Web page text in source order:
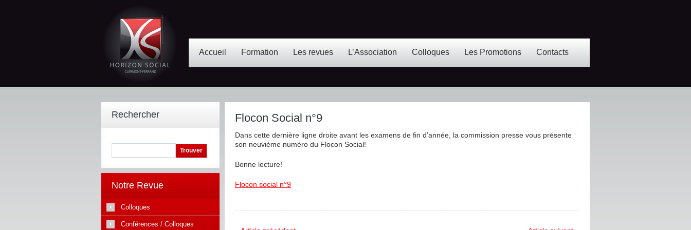
Accueil Formation Les revues L’Association Colloques Les Promotions Contacts
Flocon Social n°9
Dans cette dernière ligne droite avant les examens de fin d’année, la commission presse vous présente
son neuvième numéro du Flocon Social!
Bonne lecture!
Flocon social n°9
Rechercher
Notre Revue
Colloques
Conférences / Colloques